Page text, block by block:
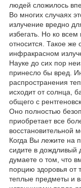
людей сложилось
Во многих случаях
излучение вредно
избегать. Но ко
относится. Такое
инфракрасном
Науке до сих пор
принесло бы вред.
распространения
исходит от солнца,
общего с
Оно полностью
приобретает все
восстановительной
Когда Вы лежите на
сидите в дождливый
думаете о том, что
порцию здоровья от
теплые предметы и